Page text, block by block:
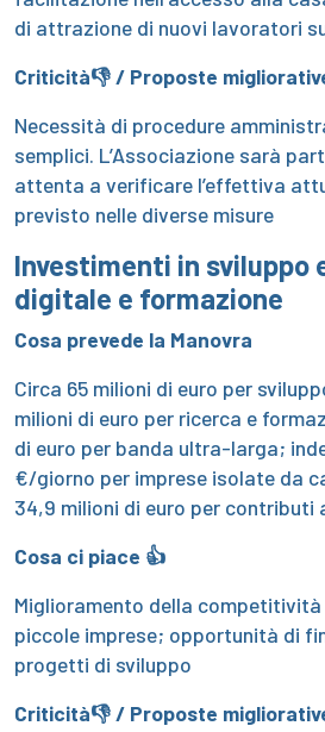
di attrazione di nuovi lavoratori
Criticità👎 / Proposte
Necessità di procedure
semplici. L’Associazione sarà
attenta a verificare l’effettiva
previsto nelle diverse misure
Investimenti in sviluppo
digitale e formazione
Cosa prevede la Manovra
Circa 65 milioni di euro per
milioni di euro per ricerca e
di euro per banda ultra-larga;
€/giorno per imprese isolate da
34,9 milioni di euro per contributi
Cosa ci piace 👍
Miglioramento della competitività
piccole imprese; opportunità di
progetti di sviluppo
Criticità👎 / Proposte